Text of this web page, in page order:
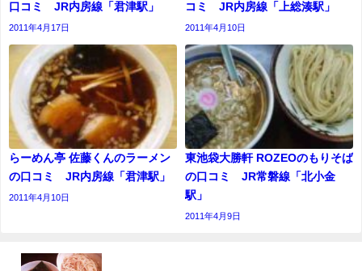
口コミ JR内房線「君津駅」
2011年4月17日
コミ JR内房線「上総湊駅」
2011年4月10日
らーめん亭 佐藤くんのラーメン
の口コミ JR内房線「君津駅」
2011年4月10日
東池袋大勝軒 ROZEOのもりそば
の口コミ JR常磐線「北小金
駅」
2011年4月9日